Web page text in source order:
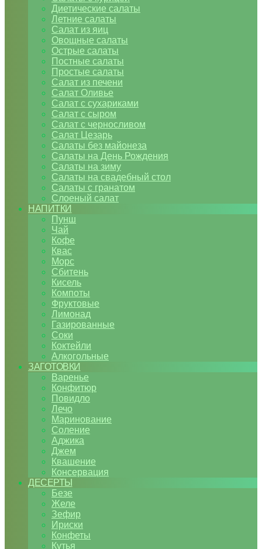
Диетические салаты
Летние салаты
Салат из яиц
Овощные салаты
Острые салаты
Постные салаты
Простые салаты
Салат из печени
Салат Оливье
Салат с сухариками
Салат с сыром
Салат с черносливом
Салат Цезарь
Салаты без майонеза
Салаты на День Рождения
Салаты на зиму
Салаты на свадебный стол
Салаты с гранатом
Слоеный салат
НАПИТКИ
Пунш
Чай
Кофе
Квас
Морс
Сбитень
Кисель
Компоты
Фруктовые
Лимонад
Газированные
Соки
Коктейли
Алкогольные
ЗАГОТОВКИ
Варенье
Конфитюр
Повидло
Лечо
Маринование
Соление
Аджика
Джем
Квашение
Консервация
ДЕСЕРТЫ
Безе
Желе
Зефир
Ириски
Конфеты
Кутья